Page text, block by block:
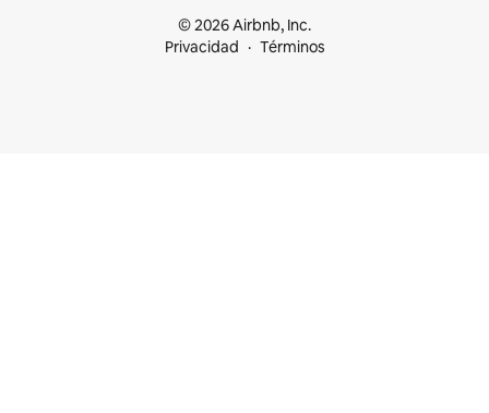
© 2026 Airbnb, Inc.
Privacidad
Términos